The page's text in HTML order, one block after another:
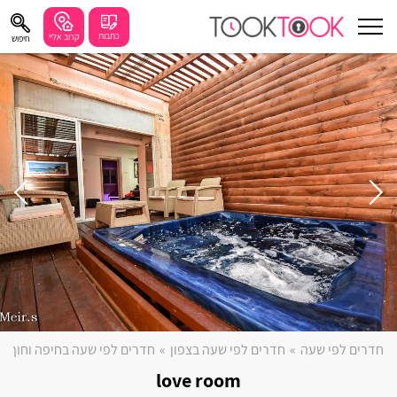
קרוב אליי חיפוש כתבות
חיפושים מומלצים
חיפה
נתניה
תל אביב
בת ים
שזור
בורגתה
עוד
חדרים לפי שעה » חדרים לפי שעה בצפון » חדרים לפי שעה בחיפה וחוף
love room